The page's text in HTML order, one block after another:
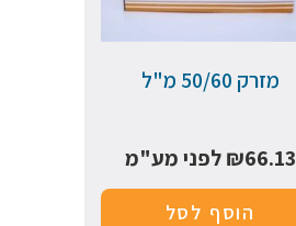
מזרק 50/60 מ"ל
₪66.13 לפני מע"מ
הוסף לסל